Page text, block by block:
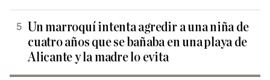
Un marroquí intenta agredir a una niña de
cuatro años que se bañaba en una playa de
Alicante y la madre lo evita